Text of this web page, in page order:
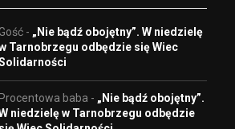
- „Nie bądź obojętny”. W niedzielę
Tarnobrzegu odbędzie się Wiec
Procentowa baba - „Nie bądź obojętny”.
niedzielę w Tarnobrzegu odbędzie